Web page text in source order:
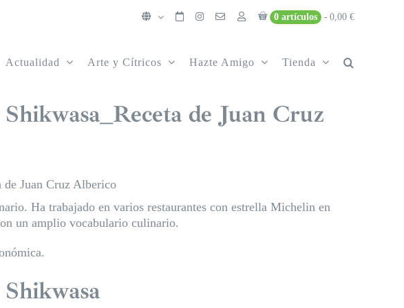
0 artículos 0,00 €
Actualidad Arte y Cítricos Hazte Amigo Tienda
de Juan Cruz
de Juan Cruz Alberico
Ha trabajado en varios restaurantes con estrella Michelin en
un amplio vocabulario culinario.